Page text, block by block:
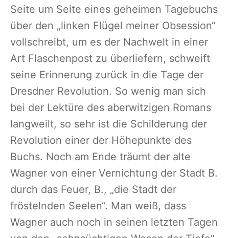
Seite um Seite eines geheimen Tagebuchs
über den „linken Flügel meiner Obsession“
vollschreibt, um es der Nachwelt in einer
Art Flaschenpost zu überliefern, schweift
seine Erinnerung zurück in die Tage der
Dresdner Revolution. So wenig man sich
bei der Lektüre des aberwitzigen Romans
langweilt, so sehr ist die Schilderung der
Revolution einer der Höhepunkte des
Buchs. Noch am Ende träumt der alte
Wagner von einer Vernichtung der Stadt B.
durch das Feuer, B., „die Stadt der
fröstelnden Seelen“. Man weiß, dass
Wagner auch noch in seinen letzten Tagen